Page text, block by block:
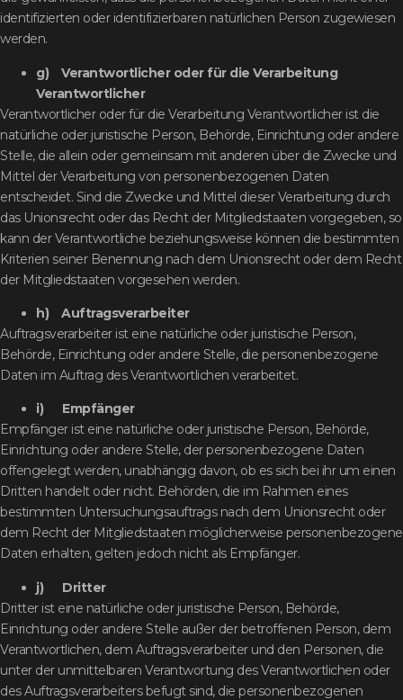
identifizierten oder identifizierbaren natürlichen Person zugewiesen
werden.
g) Verantwortlicher oder für die Verarbeitung
Verantwortlicher
Verantwortlicher oder für die Verarbeitung Verantwortlicher ist die
natürliche oder juristische Person, Behörde, Einrichtung oder andere
Stelle, die allein oder gemeinsam mit anderen über die Zwecke und
Mittel der Verarbeitung von personenbezogenen Daten
entscheidet. Sind die Zwecke und Mittel dieser Verarbeitung durch
das Unionsrecht oder das Recht der Mitgliedstaaten vorgegeben, so
kann der Verantwortliche beziehungsweise können die bestimmten
Kriterien seiner Benennung nach dem Unionsrecht oder dem Recht
der Mitgliedstaaten vorgesehen werden.
h) Auftragsverarbeiter
Auftragsverarbeiter ist eine natürliche oder juristische Person,
Behörde, Einrichtung oder andere Stelle, die personenbezogene
Daten im Auftrag des Verantwortlichen verarbeitet.
i) Empfänger
Empfänger ist eine natürliche oder juristische Person, Behörde,
Einrichtung oder andere Stelle, der personenbezogene Daten
offengelegt werden, unabhängig davon, ob es sich bei ihr um einen
Dritten handelt oder nicht. Behörden, die im Rahmen eines
bestimmten Untersuchungsauftrags nach dem Unionsrecht oder
dem Recht der Mitgliedstaaten möglicherweise personenbezogene
Daten erhalten, gelten jedoch nicht als Empfänger.
j) Dritter
Dritter ist eine natürliche oder juristische Person, Behörde,
Einrichtung oder andere Stelle außer der betroffenen Person, dem
Verantwortlichen, dem Auftragsverarbeiter und den Personen, die
unter der unmittelbaren Verantwortung des Verantwortlichen oder
des Auftragsverarbeiters befugt sind, die personenbezogenen